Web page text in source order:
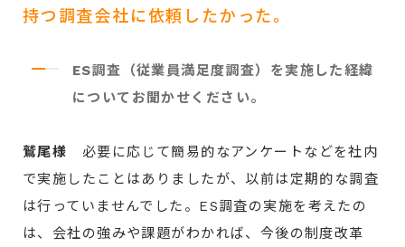
持つ調査会社に依頼したかった。
ES調査（従業員満足度調査）を実施した経緯
についてお聞かせください。
鷲尾様 必要に応じて簡易的なアンケートなどを社内
で実施したことはありましたが、以前は定期的な調査
は行っていませんでした。ES調査の実施を考えたの
は、会社の強みや課題がわかれば、今後の制度改革